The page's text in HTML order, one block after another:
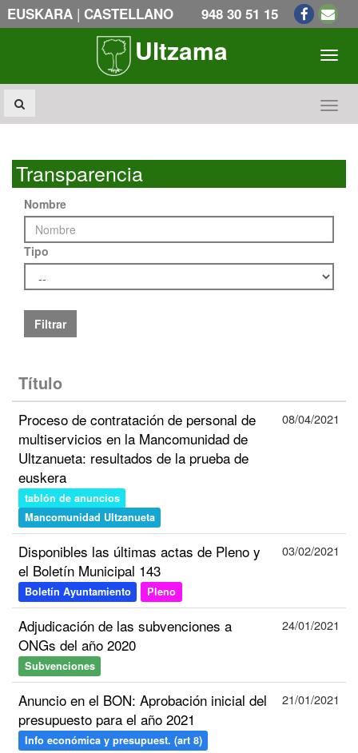
EUSKARA | CASTELLANO 948 30 51 15
Ultzama
Transparencia
Nombre
Tipo
Filtrar
Título
Proceso de contratación de personal de
multiservicios en la Mancomunidad de
Ultzanueta: resultados de la prueba de
euskera
tablón de anuncios
Mancomunidad Ultzanueta
08/04/2021
Disponibles las últimas actas de Pleno y
el Boletín Municipal 143
Boletín Ayuntamiento Pleno
03/02/2021
Adjudicación de las subvenciones a
ONGs del año 2020
Subvenciones
24/01/2021
Anuncio en el BON: Aprobación inicial del
presupuesto para el año 2021
Info económica y presupuest. (art 8)
21/01/2021